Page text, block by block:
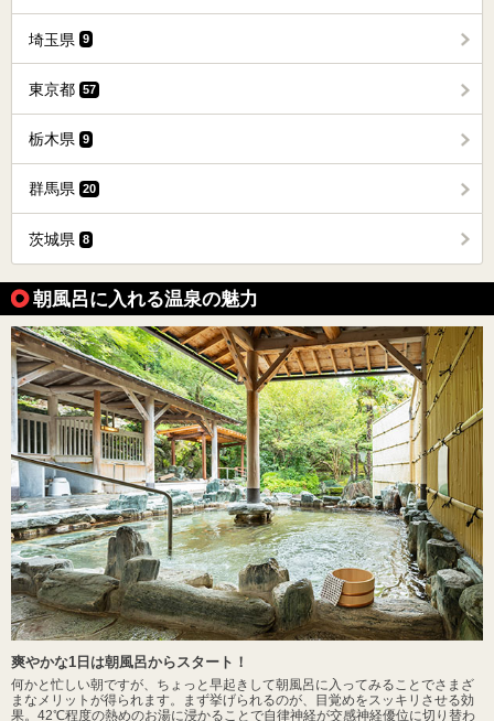
埼玉県 9
東京都 57
栃木県 9
群馬県 20
茨城県 8
朝風呂に入れる温泉の魅力
爽やかな1日は朝風呂からスタート！
何かと忙しい朝ですが、ちょっと早起きして朝風呂に入ってみることでさまざ
まなメリットが得られます。まず挙げられるのが、目覚めをスッキリさせる効
果。42℃程度の熱めのお湯に浸かることで自律神経が交感神経優位に切り替わ